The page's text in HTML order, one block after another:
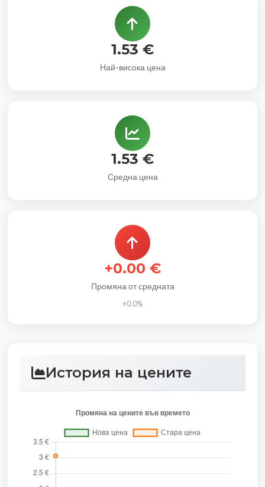
1.53 €
Най-висока цена
1.53 €
Средна цена
+0.00 €
Промяна от средната
+0.0%
История на цените